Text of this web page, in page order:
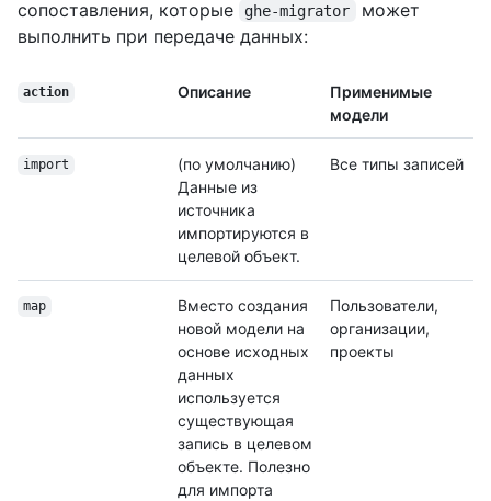
сопоставления, которые
ghe-migrator
может
выполнить при передаче данных:
action Описание
Применимые
модели
import
(по умолчанию)
Данные из
источника
импортируются в
целевой объект.
Все типы записей
map
Вместо создания
новой модели на
основе исходных
данных
используется
существующая
запись в целевом
объекте. Полезно
для импорта
Пользователи,
организации,
проекты